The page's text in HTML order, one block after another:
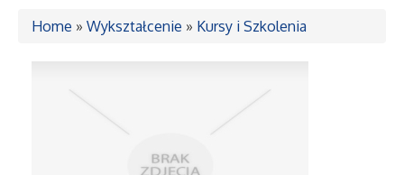
Kursy Językowe
Tłumaczenia
Home » Wykształcenie » Kursy i Szkolenia